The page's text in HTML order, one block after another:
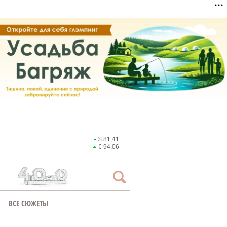
$ 81,41
€ 94,06
ВСЕ СЮЖЕТЫ